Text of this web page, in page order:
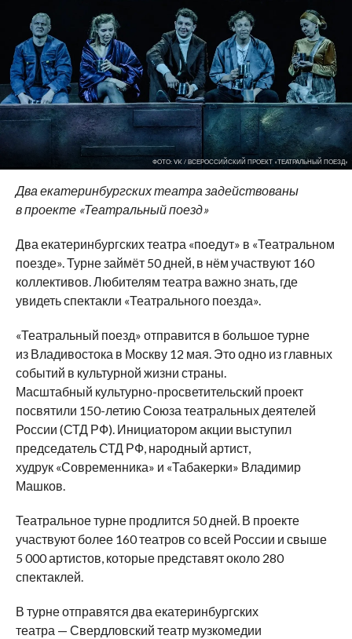
ФОТО: VK / ВСЕРОССИЙСКИЙ ПРОЕКТ «ТЕАТРАЛЬНЫЙ ПОЕЗД»
Два екатеринбургских театра задействованы
впроекте «Театральный поезд»
Два екатеринбургских театра «поедут» в «Театральном
поезде». Турне займёт 50 дней, в нём участвуют 160
коллективов. Любителям театра важно знать, где
увидеть спектакли «Театрального поезда».
«Театральный поезд» отправится в большое турне
из Владивостока в Москву 12 мая. Это одно из главных
событий в культурной жизни страны.
Масштабный культурно-просветительский проект
посвятили 150-летиюСоюза театральных деятелей
России (СТД РФ). Инициатором акции выступил
председатель СТД РФ, народный артист,
худрук «Современника» и «Табакерки» Владимир
Машков.
Театральное турне продлится 50 дней. В проекте
участвуют более 160 театров со всей России и свыше
5000 артистов, которые представят около 280
спектаклей.
В турне отправятся два екатеринбургских
театра — Свердловский театр музкомедии